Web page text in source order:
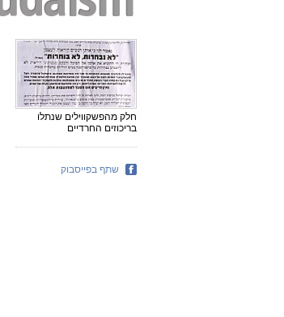
חלק מהפשקווילים שנתלו
בריכוזים החרדיים
שתף בפייסבוק